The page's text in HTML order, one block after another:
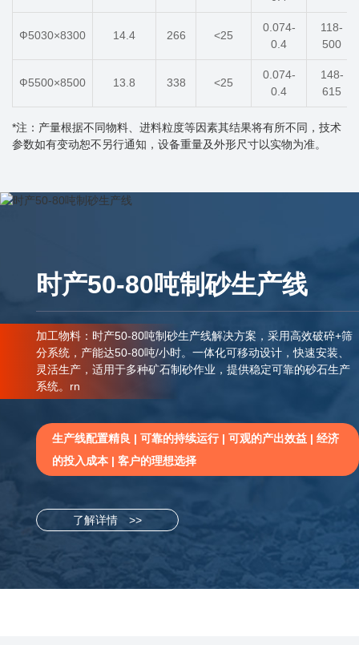
Ф5030×8300 14.4 266 <25
0.074-
0.4
118-
500
Ф5500×8500 13.8 338 <25
0.074-
0.4
148-
615
*注：产量根据不同物料、进料粒度等因素其结果将有所不同，技术
参数如有变动恕不另行通知，设备重量及外形尺寸以实物为准。
时产50-80吨制砂生产线
加工物料：时产50-80吨制砂生产线解决方案，采用高效破碎+筛
分系统，产能达50-80吨/小时。一体化可移动设计，快速安装、
灵活生产，适用于多种矿石制砂作业，提供稳定可靠的砂石生产
系统。rn
生产线配置精良 | 可靠的持续运行 | 可观的产出效益 | 经济
的投入成本 | 客户的理想选择
了解详情 >>